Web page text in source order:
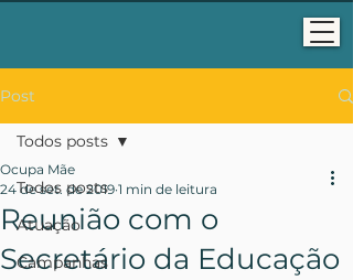
Post
Todos posts
Atuação
Campanhas
Todos posts
Reunião com o
Secretário da Educação
Ocupa Mãe
24 de set. de 2019 1 min de leitura